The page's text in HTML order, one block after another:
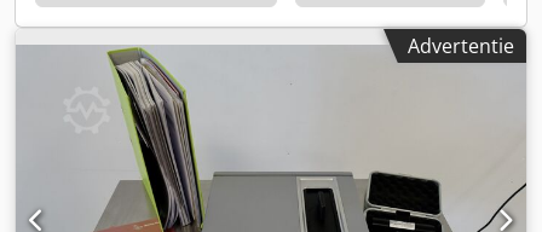
indexering Max. draaidiameter: ca. 320 mm Max.
draailengte: ca. 300 mm Draaidiameter over bed: ca. 520
mm X-as verplaatsing: ca. 210 mm Z-as verplaatsing: ca.
310 mm Hoofdas Max. toerental: 5.000 tpm Klauwplaat:
6,5" 3-klauw hydraulische klauwplaat Subspil Max.
toerental: 5.000 tpm Klauwplaat: 5,5" 3-klauw hydraulische
klauwplaat Aangedreven gereedschap
Gereedschapstoerental: 3.000 tpm Gereedschapsrevolver:
12-positie aangedreven revolver Standaard uitrusting
Advertentie